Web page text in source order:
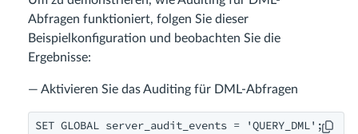
Abfragen funktioniert, folgen Sie dieser
Beispielkonfiguration und beobachten Sie die
Ergebnisse:
— Aktivieren Sie das Auditing für DML-Abfragen
SET GLOBAL server_audit_events = 'QUERY_DML';